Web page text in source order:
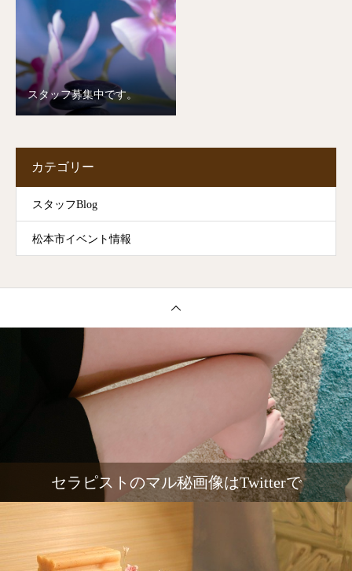
スタッフ募集中です。
カテゴリー
スタッフBlog
松本市イベント情報
セラピストのマル秘画像はTwitterで